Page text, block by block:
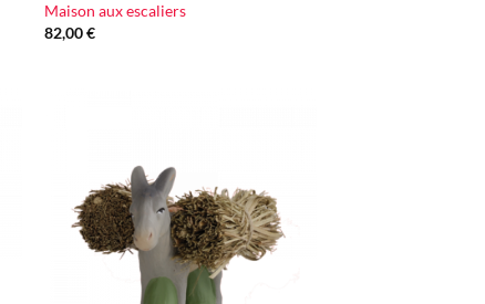
Maison aux escaliers
82,00€